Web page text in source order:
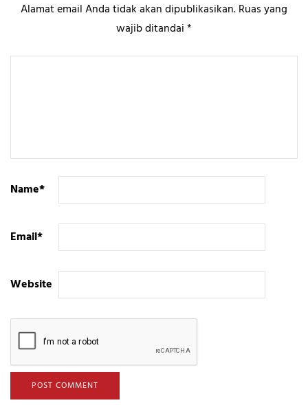
Alamat email Anda tidak akan dipublikasikan.Ruas yang
wajib ditandai*
Name*
Email*
Website